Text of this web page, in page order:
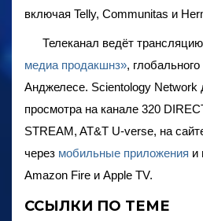
включая Telly, Communitas и
Телеканал ведёт
медиа продакшнз»,
Анджелесе. Scientology Network
просмотра на канале 320
STREAM, AT&T U-verse, на
через мобильные приложения и
Amazon Fire и Apple TV.
ССЫЛКИ ПО ТЕМЕ